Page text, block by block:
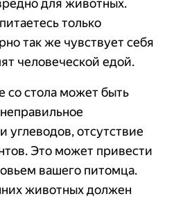
для животных.
только
так же чувствует себя
человеческой едой.
со стола может быть
отсутствие
Это может привести
вашего питомца.
животных должен